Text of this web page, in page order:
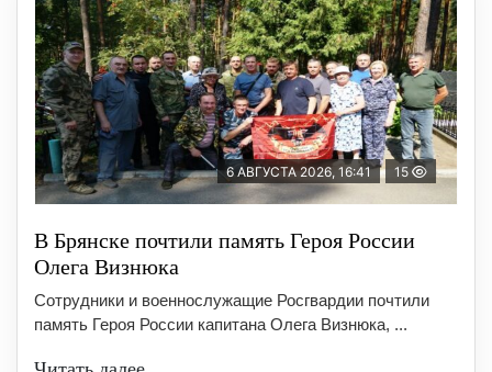
6 АВГУСТА 2026, 16:41 15
В Брянске почтили память Героя России
Олега Визнюка
Сотрудники и военнослужащие Росгвардии почтили
память Героя России капитана Олега Визнюка, ...